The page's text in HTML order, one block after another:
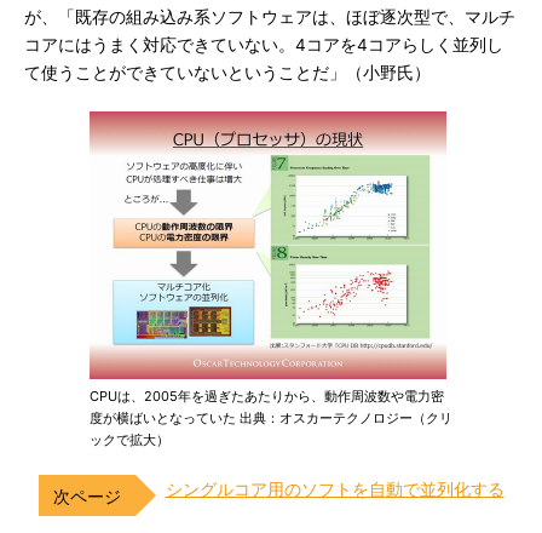
が、「既存の組み込み系ソフトウェアは、ほぼ逐次型で、マルチ
コアにはうまく対応できていない。4コアを4コアらしく並列し
て使うことができていないということだ」（小野氏）
CPUは、2005年を過ぎたあたりから、動作周波数や電力密
度が横ばいとなっていた 出典：オスカーテクノロジー（クリ
ックで拡大）
シングルコア用のソフトを自動で並列化する